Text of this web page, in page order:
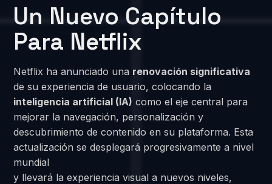
Un Nuevo Capítulo
Para Netflix
Netflix ha anunciado una renovación significativa
de su experiencia de usuario, colocando la
inteligencia artificial (IA) como el eje central para
mejorar la navegación, personalización y
descubrimiento de contenido en su plataforma. Esta
actualización se desplegará progresivamente a nivel
mundial
y llevará la experiencia visual a nuevos niveles,